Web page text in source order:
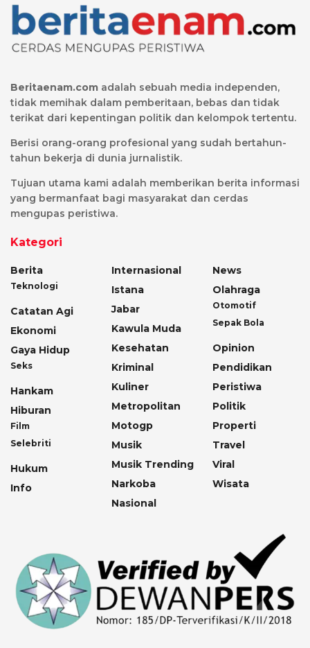
Beritaenam.com adalah sebuah media independen,
tidak memihak dalam pemberitaan, bebas dan tidak
terikat dari kepentingan politik dan kelompok tertentu.
Berisi orang-orang profesional yang sudah bertahun-
tahun bekerja di dunia jurnalistik.
Tujuan utama kami adalah memberikan berita informasi
yang bermanfaat bagi masyarakat dan cerdas
mengupas peristiwa.
Kategori
Berita
Teknologi
Catatan Agi
Ekonomi
Gaya Hidup
Seks
Hankam
Hiburan
Film
Selebriti
Hukum
Info
Internasional
Istana
Jabar
Kawula Muda
Kesehatan
Kriminal
Kuliner
Metropolitan
Motogp
Musik
Musik Trending
Narkoba
Nasional
News
Olahraga
Otomotif
Sepak Bola
Opinion
Pendidikan
Peristiwa
Politik
Properti
Travel
Viral
Wisata